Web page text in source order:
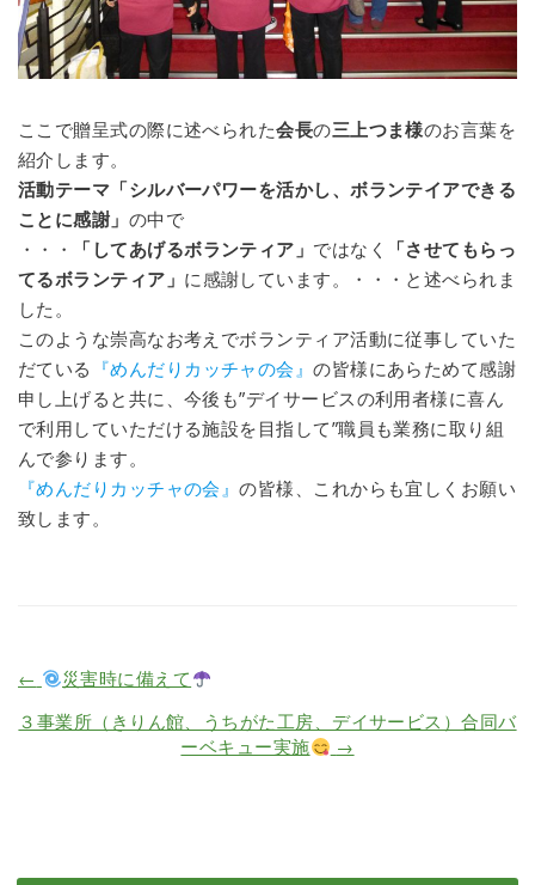
ここで贈呈式の際に述べられた会長の三上つま様のお言葉を
紹介します。
活動テーマ「シルバーパワーを活かし、ボランテイアできる
ことに感謝」 の中で
・・・
「してあげるボランティア」 ではなく
「させてもらっ
てるボランティア」 に感謝しています。・・・と述べられま
した。
このような崇高なお考えでボランティア活動に従事していた
だている 『めんだりカッチャの会』の皆様にあらためて感謝
申し上げると共に、今後も”デイサービスの利用者様に喜ん
で利用していただける施設を目指して”職員も業務に取り組
んで参ります。
『めんだりカッチャの会』の皆様、これからも宜しくお願い
致します。
←
災害時に備えて
３事業所（きりん館、うちがた工房、デイサービス）合同バ
ーベキュー実施
→